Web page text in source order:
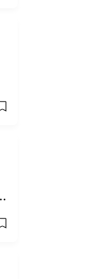
add favorites
add favorites